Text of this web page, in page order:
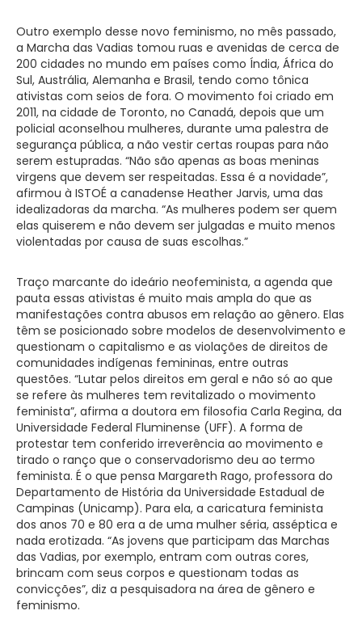
Outro exemplo desse novo feminismo, no mês passado,
a Marcha das Vadias tomou ruas e avenidas de cerca de
200 cidades no mundo em países como Índia, África do
Sul, Austrália, Alemanha e Brasil, tendo como tônica
ativistas com seios de fora. O movimento foi criado em
2011, na cidade de Toronto, no Canadá, depois que um
policial aconselhou mulheres, durante uma palestra de
segurança pública, a não vestir certas roupas para não
serem estupradas. “Não são apenas as boas meninas
virgens que devem ser respeitadas. Essa é a novidade”,
afirmou à ISTOÉ a canadense Heather Jarvis, uma das
idealizadoras da marcha. “As mulheres podem ser quem
elas quiserem e não devem ser julgadas e muito menos
violentadas por causa de suas escolhas.”
Traço marcante do ideário neofeminista, a agenda que
pauta essas ativistas é muito mais ampla do que as
manifestações contra abusos em relação ao gênero. Elas
têm se posicionado sobre modelos de desenvolvimento e
questionam o capitalismo e as violações de direitos de
comunidades indígenas femininas, entre outras
questões. “Lutar pelos direitos em geral e não só ao que
se refere às mulheres tem revitalizado o movimento
feminista”, afirma a doutora em filosofia Carla Regina, da
Universidade Federal Fluminense (UFF). A forma de
protestar tem conferido irreverência ao movimento e
tirado o ranço que o conservadorismo deu ao termo
feminista. É o que pensa Margareth Rago, professora do
Departamento de História da Universidade Estadual de
Campinas (Unicamp). Para ela, a caricatura feminista
dos anos 70 e 80 era a de uma mulher séria, asséptica e
nada erotizada. “As jovens que participam das Marchas
das Vadias, por exemplo, entram com outras cores,
brincam com seus corpos e questionam todas as
convicções”, diz a pesquisadora na área de gênero e
feminismo.